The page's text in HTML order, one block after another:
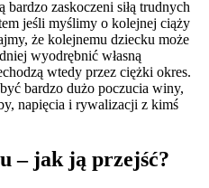
zaskoczeni siłą trudnych
jeśli myślimy o kolejnej ciąży
że kolejnemu dziecku może
wyodrębnić własną
wtedy przez ciężki okres.
bardzo dużo poczucia winy,
napięcia i rywalizacji z kimś
– jak ją przejść?